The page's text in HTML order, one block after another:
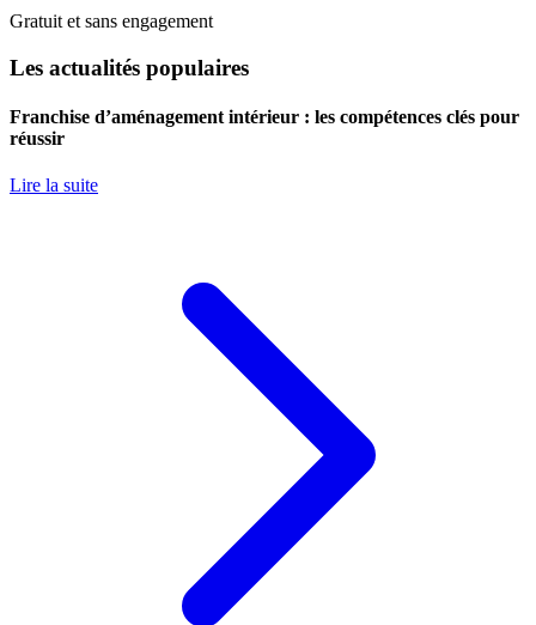
Gratuit et sans engagement
Les actualités populaires
Franchise d’aménagement intérieur : les compétences clés pour
réussir
Lire la suite